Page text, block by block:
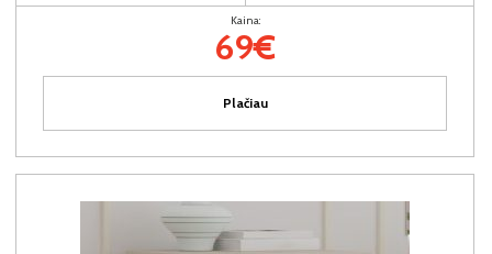
Kaina:
69€
Plačiau